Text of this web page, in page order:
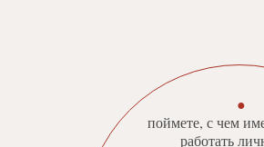
●
поймете, с чем
работать